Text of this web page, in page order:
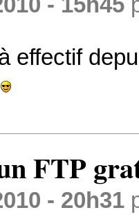
effectif
FTP
- 20h31